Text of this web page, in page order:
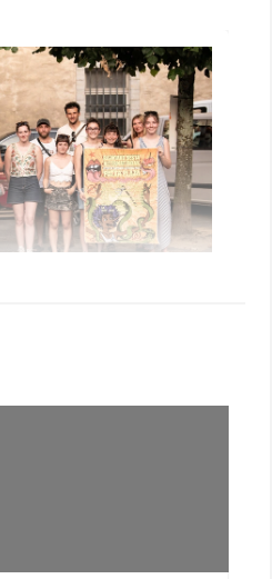
elkarrizketa
20 urteez
06
irratiko Hizpidea saioan
20 urteez